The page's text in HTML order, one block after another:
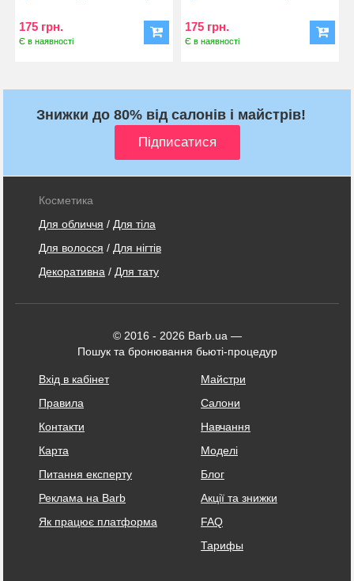
175 грн.
Є в наявності
175 грн.
Є в наявності
Знижки до 80% від салонів і майстрів!
Косметика
Для обличчя / Для тіла
Для волосся / Для нігтів
Декоративна / Для тату
© 2016 - 2026 Barb.ua —
Пошук та бронювання бьюті-процедур
Вхід в кабінет
Правила
Контакти
Карта
Питання експерту
Реклама на Barb
Як працює платформа
Майстри
Салони
Навчання
Моделі
Блог
Акції та знижки
FAQ
Тарифы